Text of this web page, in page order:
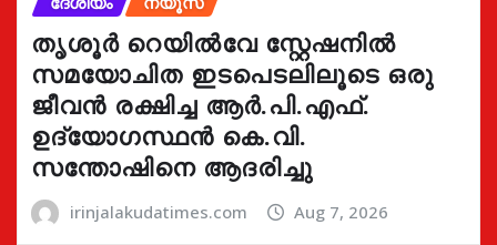
തൃശൂർ റെയിൽവേ സ്റ്റേഷനിൽ
സമയോചിത ഇടപെടലിലൂടെ ഒരു
ജീവൻ രക്ഷിച്ച ആർ.പി.എഫ്.
ഉദ്യോഗസ്ഥൻ കെ.വി.
സന്തോഷിനെ ആദരിച്ചു
irinjalakudatimes.com Aug 7, 2026